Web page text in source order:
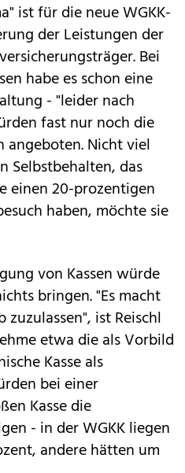
ist für die neue WGKK-
der Leistungen der
Bei
habe es schon eine
- "leider nach
fast nur noch die
angeboten. Nicht viel
Selbstbehalten, das
einen 20-prozentigen
haben, möchte sie
von Kassen würde
bringen. "Es macht
ist Reischl
etwa die als Vorbild
Kasse als
bei einer
Kasse die
- in der WGKK liegen
andere hätten um